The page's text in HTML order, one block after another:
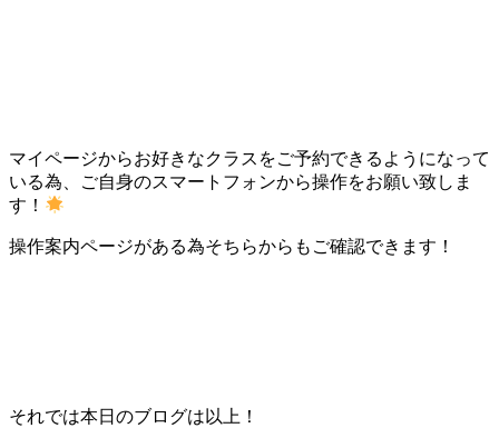
マイページからお好きなクラスをご予約できるようになって
いる為、ご自身のスマートフォンから操作をお願い致しま
す！
操作案内ページがある為そちらからもご確認できます！
それでは本日のブログは以上！